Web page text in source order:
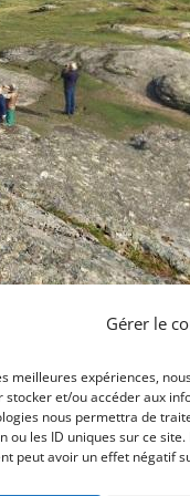
Gérer le
meilleures expériences,
stocker et/ou accéder aux
nous permettra de
ou les ID uniques sur ce
peut avoir un effet négatif
la rue « Le
FANTIN, Mr